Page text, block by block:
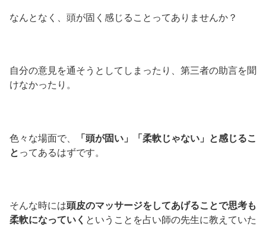
なんとなく、頭が固く感じることってありませんか？
自分の意見を通そうとしてしまったり、第三者の助言を聞
けなかったり。
色々な場面で、
「頭が固い」「柔軟じゃない」と感じるこ
と ってあるはずです。
そんな時には頭皮のマッサージをしてあげることで思考も
柔軟になっていく ということを占い師の先生に教えていた